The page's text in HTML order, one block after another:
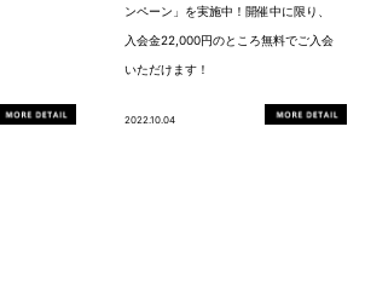
ンペーン」を実施中！開催中に限り、
入会金22,000円のところ無料でご入会
いただけます！
2022.10.04